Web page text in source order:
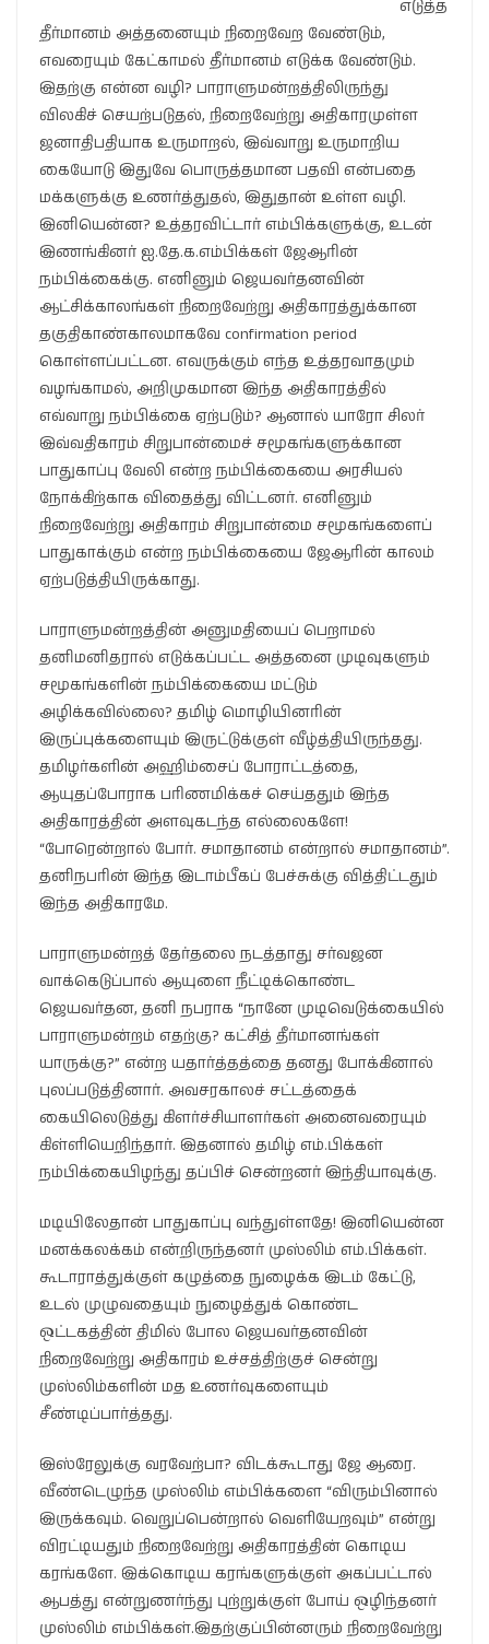
எடுத்த
தீர்மானம் அத்தனையும் நிறைவேற வேண்டும்,
எவரையும் கேட்காமல் தீர்மானம் எடுக்க வேண்டும்.
இதற்கு என்ன வழி? பாராளுமன்றத்திலிருந்து
விலகிச் செயற்படுதல், நிறைவேற்று அதிகாரமுள்ள
ஜனாதிபதியாக உருமாறல், இவ்வாறு உருமாறிய
கையோடு இதுவே பொருத்தமான பதவி என்பதை
மக்களுக்கு உணர்த்துதல், இதுதான் உள்ள வழி.
இனியென்ன? உத்தரவிட்டார் எம்பிக்களுக்கு, உடன்
இணங்கினர் ஐ.தே.க.எம்பிக்கள் ஜேஆரின்
நம்பிக்கைக்கு. எனினும் ஜெயவர்தனவின்
ஆட்சிக்காலங்கள் நிறைவேற்று அதிகாரத்துக்கான
தகுதிகாண்காலமாகவே confirmation period
கொள்ளப்பட்டன. எவருக்கும் எந்த உத்தரவாதமும்
வழங்காமல், அறிமுகமான இந்த அதிகாரத்தில்
எவ்வாறு நம்பிக்கை ஏற்படும்? ஆனால் யாரோ சிலர்
இவ்வதிகாரம் சிறுபான்மைச் சமூகங்களுக்கான
பாதுகாப்பு வேலி என்ற நம்பிக்கையை அரசியல்
நோக்கிற்காக விதைத்து விட்டனர். எனினும்
நிறைவேற்று அதிகாரம் சிறுபான்மை சமூகங்களைப்
பாதுகாக்கும் என்ற நம்பிக்கையை ஜேஆரின் காலம்
ஏற்படுத்தியிருக்காது.
பாராளுமன்றத்தின் அனுமதியைப் பெறாமல்
தனிமனிதரால் எடுக்கப்பட்ட அத்தனை முடிவுகளும்
சமூகங்களின் நம்பிக்கையை மட்டும்
அழிக்கவில்லை? தமிழ் மொழியினரின்
இருப்புக்களையும் இருட்டுக்குள் வீழ்த்தியிருந்தது.
தமிழர்களின் அஹிம்சைப் போராட்டத்தை,
ஆயுதப்போராக பரிணமிக்கச் செய்ததும் இந்த
அதிகாரத்தின் அளவுகடந்த எல்லைகளே!
“போரென்றால் போர். சமாதானம் என்றால் சமாதானம்”.
தனிநபரின் இந்த இடாம்பீகப் பேச்சுக்கு வித்திட்டதும்
இந்த அதிகாரமே.
பாராளுமன்றத் தேர்தலை நடத்தாது சர்வஜன
வாக்கெடுப்பால் ஆயுளை நீட்டிக்கொண்ட
ஜெயவர்தன, தனி நபராக “நானே முடிவெடுக்கையில்
பாராளுமன்றம் எதற்கு? கட்சித் தீர்மானங்கள்
யாருக்கு?” என்ற யதார்த்தத்தை தனது போக்கினால்
புலப்படுத்தினார். அவசரகாலச் சட்டத்தைக்
கையிலெடுத்து கிளர்ச்சியாளர்கள் அனைவரையும்
கிள்ளியெறிந்தார். இதனால் தமிழ் எம்.பிக்கள்
நம்பிக்கையிழந்து தப்பிச் சென்றனர் இந்தியாவுக்கு.
மடியிலேதான் பாதுகாப்பு வந்துள்ளதே! இனியென்ன
மனக்கலக்கம் என்றிருந்தனர் முஸ்லிம் எம்.பிக்கள்.
கூடாராத்துக்குள் கழுத்தை நுழைக்க இடம் கேட்டு,
உடல் முழுவதையும் நுழைத்துக் கொண்ட
ஒட்டகத்தின் திமில் போல ஜெயவர்தனவின்
நிறைவேற்று அதிகாரம் உச்சத்திற்குச் சென்று
முஸ்லிம்களின் மத உணர்வுகளையும்
சீண்டிப்பார்த்தது.
இஸ்ரேலுக்கு வரவேற்பா? விடக்கூடாது ஜே ஆரை.
வீண்டெழுந்த முஸ்லிம் எம்பிக்களை “விரும்பினால்
இருக்கவும். வெறுப்பென்றால் வெளியேறவும்” என்று
விரட்டியதும் நிறைவேற்று அதிகாரத்தின் கொடிய
கரங்களே. இக்கொடிய கரங்களுக்குள் அகப்பட்டால்
ஆபத்து என்றுணர்ந்து புற்றுக்குள் போய் ஒழிந்தனர்
முஸ்லிம் எம்பிக்கள்.இதற்குப்பின்னரும் நிறைவேற்று